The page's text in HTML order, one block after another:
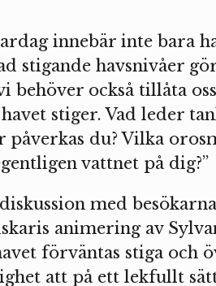
innebär inte bara
stigande havsnivåer
behöver också tillåta
stiger. Vad leder
du? Vilka
vattnet på dig?”
med
animering av
förväntas stiga och
att på ett lekfullt